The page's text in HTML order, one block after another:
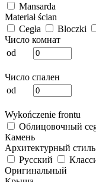
Mansarda
Materiał ścian
Cegła
Bloczki
Число комнат
od
Число спален
od
Wykończenie frontu
Облицовочный
Камень
Архитектурный стиль
Русский
Оригинальный